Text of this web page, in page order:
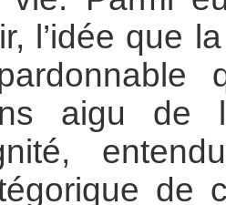
l’idée que
aigu de
de